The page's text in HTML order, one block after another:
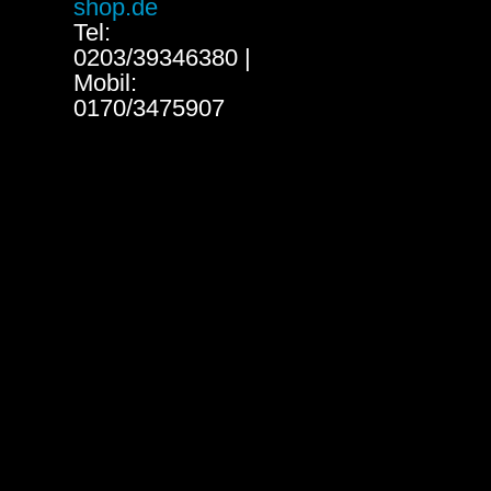
shop.de
Tel:
0203/39346380 |
Mobil:
0170/3475907